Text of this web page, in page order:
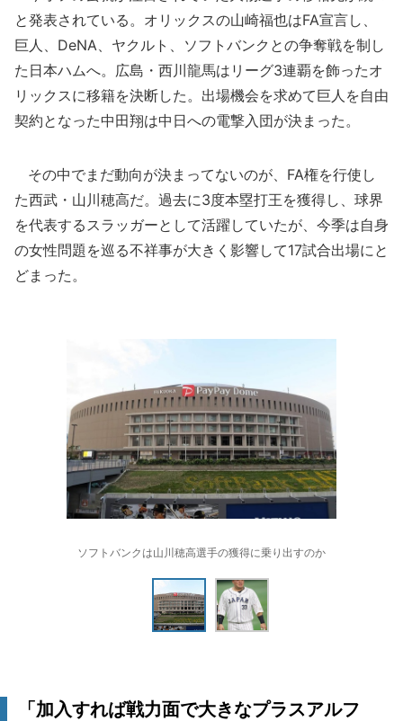
と発表されている。オリックスの山崎福也はFA宣言し、
巨人、DeNA、ヤクルト、ソフトバンクとの争奪戦を制し
た日本ハムへ。広島・西川龍馬はリーグ3連覇を飾ったオ
リックスに移籍を決断した。出場機会を求めて巨人を自由
契約となった中田翔は中日への電撃入団が決まった。
その中でまだ動向が決まってないのが、FA権を行使し
た西武・山川穂高だ。過去に3度本塁打王を獲得し、球界
を代表するスラッガーとして活躍していたが、今季は自身
の女性問題を巡る不祥事が大きく影響して17試合出場にと
どまった。
ソフトバンクは山川穂高選手の獲得に乗り出すのか
「加入すれば戦力面で大きなプラスアルフ